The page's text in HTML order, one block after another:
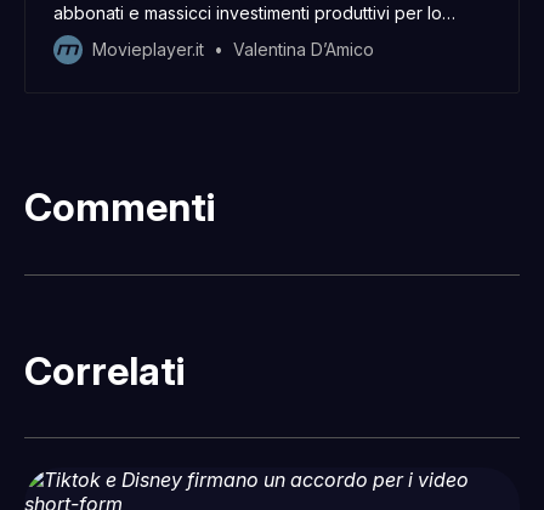
abbonati e massicci investimenti produttivi per lo
streamer di Apple, che sarebbe in perdita.
Movieplayer.it Valentina D’Amico
Commenti
Correlati